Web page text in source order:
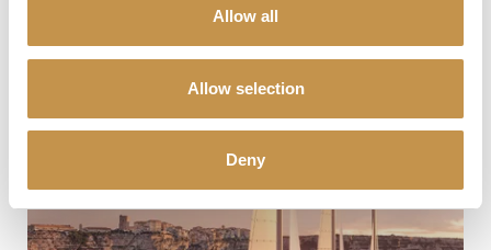
Allow all
Allow selection
Deny